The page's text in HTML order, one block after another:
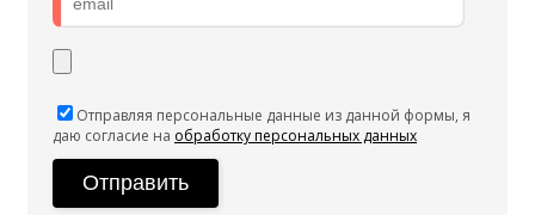
Отправляя персональные данные из данной формы, я
даю согласие на обработку персональных данных